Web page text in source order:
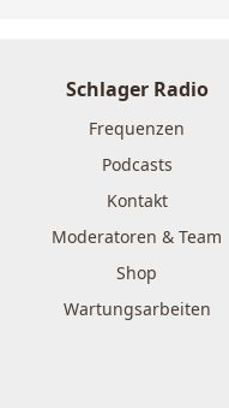
Schlager Radio
Frequenzen
Podcasts
Kontakt
Moderatoren & Team
Shop
Wartungsarbeiten